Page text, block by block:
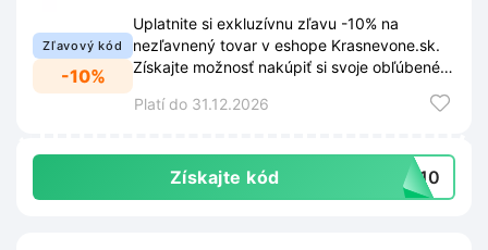
Zľavový kód
-10%
Krasnevone.sk
Uplatnite si exkluzívnu zľavu -10% na
nezľavnený tovar v eshope Krasnevone.sk.
Získajte možnosť nakúpiť si svoje obľúbené
Platí do 31.12.2026
Získajte kód EH10